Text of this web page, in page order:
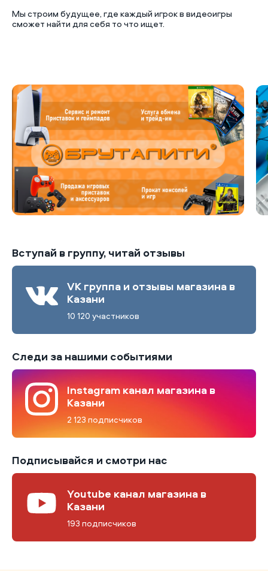
Мы строим будущее, где каждый игрок в видеоигры
сможет найти для себя то что ищет.
Вступай в группу, читай отзывы
VK группа и отзывы магазина в
Казани
10 120 участников
Следи за нашими событиями
Instagram канал магазина в
Казани
2 123 подписчиков
Подписывайся и смотри нас
Youtube канал магазина в
Казани
193 подписчиков